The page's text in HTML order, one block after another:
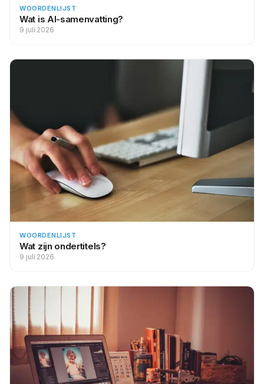
WOORDENLIJST
Wat is AI-samenvatting?
9 juli 2026
WOORDENLIJST
Wat zijn ondertitels?
9 juli 2026